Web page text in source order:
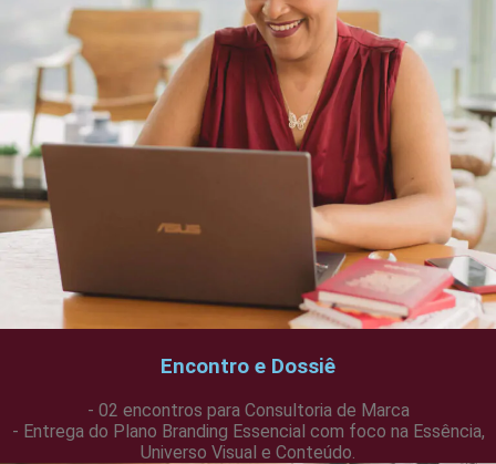
Encontro e Dossiê
- 02 encontros para Consultoria de Marca
- Entrega do Plano Branding Essencial com foco na Essência,
Universo Visual e Conteúdo.